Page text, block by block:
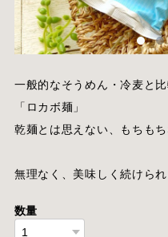
一般的なそうめん・冷麦と
「ロカボ麺」
乾麺とは思えない、もちも
無理なく、美味しく続けら
数量